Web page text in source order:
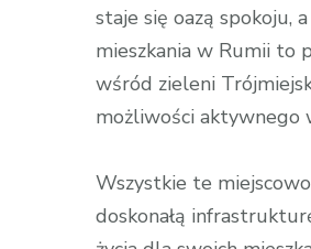
staje się oazą spokoju,
mieszkania w Rumii to
wśród zieleni
możliwości aktywnego
Wszystkie te
doskonałą